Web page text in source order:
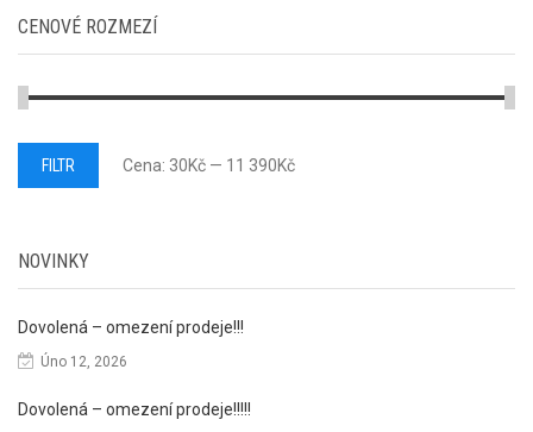
CENOVÉ ROZMEZÍ
Minimální
Maximální
FILTR Cena: 30Kč — 11 390Kč
NOVINKY
Dovolená – omezení prodeje!!!
Úno 12, 2026
Dovolená – omezení prodeje!!!!!